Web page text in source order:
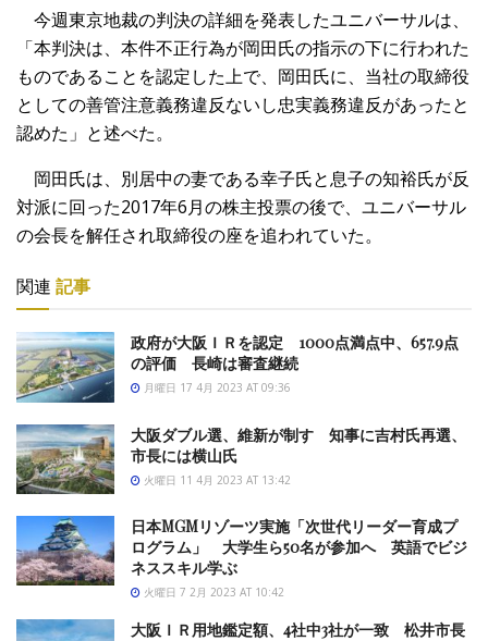
今週東京地裁の判決の詳細を発表したユニバーサルは、
「本判決は、本件不正行為が岡田氏の指示の下に行われた
ものであることを認定した上で、岡田氏に、当社の取締役
としての善管注意義務違反ないし忠実義務違反があったと
認めた」と述べた。
岡田氏は、別居中の妻である幸子氏と息子の知裕氏が反
対派に回った2017年6月の株主投票の後で、ユニバーサル
の会長を解任され取締役の座を追われていた。
関連 記事
政府が大阪ＩＲを認定 1000点満点中、657.9点
の評価 長崎は審査継続
月曜日 17 4月 2023 AT 09:36
大阪ダブル選、維新が制す 知事に吉村氏再選、
市長には横山氏
火曜日 11 4月 2023 AT 13:42
日本MGMリゾーツ実施「次世代リーダー育成プ
ログラム」 大学生ら50名が参加へ 英語でビジ
ネススキル学ぶ
火曜日 7 2月 2023 AT 10:42
大阪ＩＲ用地鑑定額、4社中3社が一致 松井市長